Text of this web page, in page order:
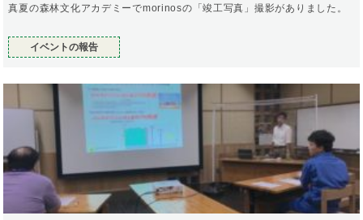
真夏の森林文化アカデミーでmorinosの「竣工写真」撮影がありました。
イベントの報告